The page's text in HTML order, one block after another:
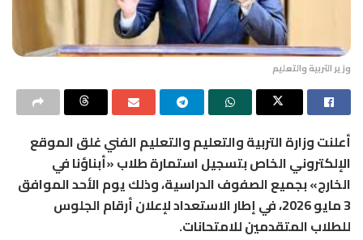
وزير التربية والتعليم
أعلنتوزارة التربية والتعليم والتعليم الفنيغلق الموقع
الإلكتروني الخاص بتسجيل استمارة طلاب «أبناؤنا في
الخارج» بجميع الصفوف الدراسية، وذلك يوم الأحد الموافق
3 مايو 2026، في إطار الاستعداد لإعلان أرقام الجلوس
للطلاب المتقدمين للامتحانات.